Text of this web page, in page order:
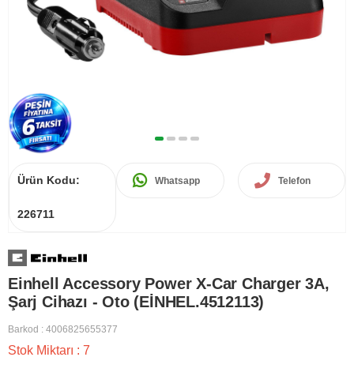
Ürün Kodu:
226711
Whatsapp Telefon
Einhell Accessory Power X-Car Charger 3A,
Şarj Cihazı - Oto (EİNHEL.4512113)
Barkod : 4006825655377
Stok Miktarı : 7